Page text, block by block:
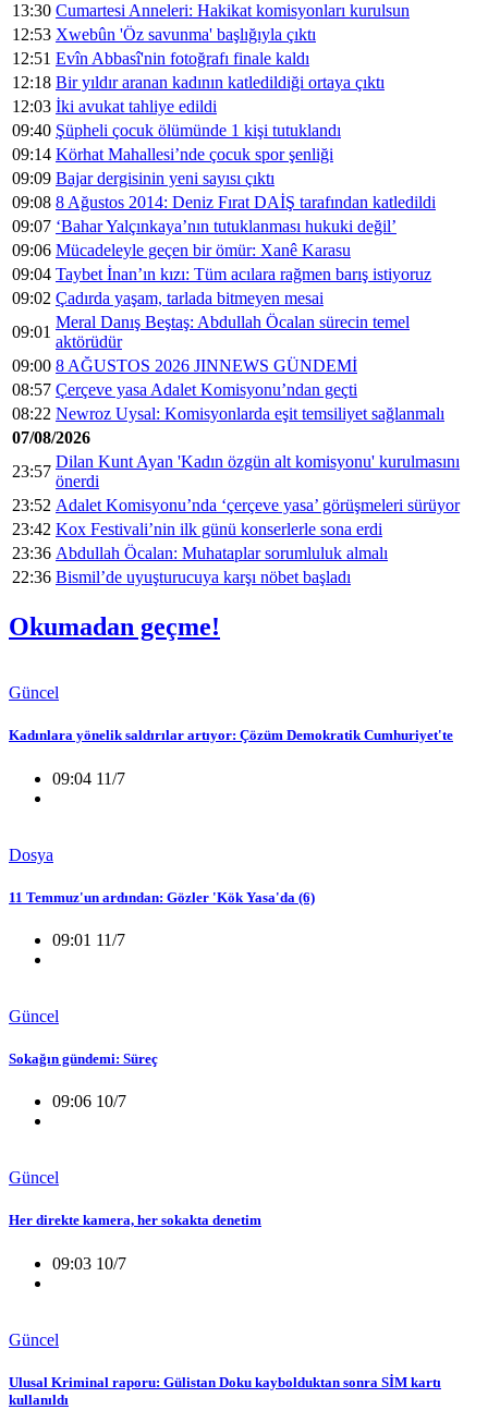
13:30 Cumartesi Anneleri: Hakikat komisyonları kurulsun
12:53 Xwebûn 'Öz savunma' başlığıyla çıktı
12:51 Evîn Abbasî'nin fotoğrafı finale kaldı
12:18 Bir yıldır aranan kadının katledildiği ortaya çıktı
12:03 İki avukat tahliye edildi
09:40 Şüpheli çocuk ölümünde 1 kişi tutuklandı
09:14 Körhat Mahallesi’nde çocuk spor şenliği
09:09 Bajar dergisinin yeni sayısı çıktı
09:08 8 Ağustos 2014: Deniz Fırat DAİŞ tarafından katledildi
09:07 ‘Bahar Yalçınkaya’nın tutuklanması hukuki değil’
09:06 Mücadeleyle geçen bir ömür: Xanê Karasu
09:04 Taybet İnan’ın kızı: Tüm acılara rağmen barış istiyoruz
09:02 Çadırda yaşam, tarlada bitmeyen mesai
09:01
Meral Danış Beştaş: Abdullah Öcalan sürecin temel
aktörüdür
09:00 8 AĞUSTOS 2026 JINNEWS GÜNDEMİ
08:57 Çerçeve yasa Adalet Komisyonu’ndan geçti
08:22 Newroz Uysal: Komisyonlarda eşit temsiliyet sağlanmalı
07/08/2026
23:57
Dilan Kunt Ayan 'Kadın özgün alt komisyonu' kurulmasını
önerdi
23:52 Adalet Komisyonu’nda ‘çerçeve yasa’ görüşmeleri sürüyor
23:42 Kox Festivali’nin ilk günü konserlerle sona erdi
23:36 Abdullah Öcalan: Muhataplar sorumluluk almalı
22:36 Bismil’de uyuşturucuya karşı nöbet başladı
Okumadan geçme!
Güncel
Kadınlara yönelik saldırılar artıyor: Çözüm Demokratik Cumhuriyet'te
09:04 11/7
Dosya
11 Temmuz'un ardından: Gözler 'Kök Yasa'da (6)
09:01 11/7
Güncel
Sokağın gündemi: Süreç
09:06 10/7
Güncel
Her direkte kamera, her sokakta denetim
09:03 10/7
Güncel
Ulusal Kriminal raporu: Gülistan Doku kaybolduktan sonra SİM kartı
kullanıldı